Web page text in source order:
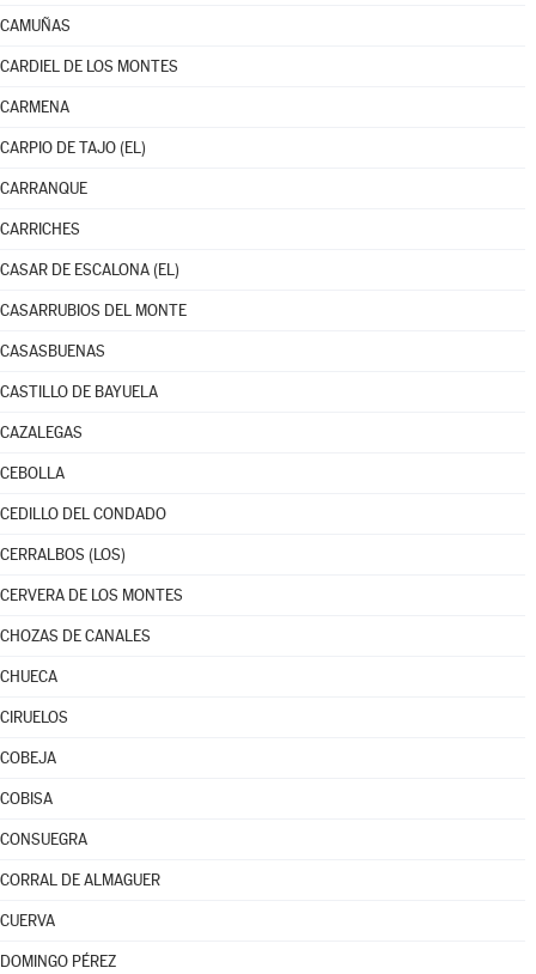
CAMUÑAS
CARDIEL DE LOS MONTES
CARMENA
CARPIO DE TAJO (EL)
CARRANQUE
CARRICHES
CASAR DE ESCALONA (EL)
CASARRUBIOS DEL MONTE
CASASBUENAS
CASTILLO DE BAYUELA
CAZALEGAS
CEBOLLA
CEDILLO DEL CONDADO
CERRALBOS (LOS)
CERVERA DE LOS MONTES
CHOZAS DE CANALES
CHUECA
CIRUELOS
COBEJA
COBISA
CONSUEGRA
CORRAL DE ALMAGUER
CUERVA
DOMINGO PÉREZ